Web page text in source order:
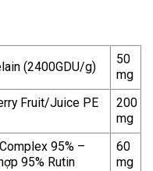
(2400GDU/g)
50
mg
Fruit/Juice PE
200
mg
95% –
95% Rutin
60
mg